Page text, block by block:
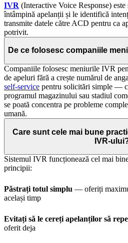
IVR (Interactive Voice Response)
întâmpină apelanții și le identifică
transmite datele către ACD pentru ca
potrivit.
De ce folosesc companiile
Companiile folosesc meniurile IVR
de apeluri fără a crește numărul de
self-service pentru solicitări simple —
programul magazinului sau stadiul
se poată concentra pe probleme
umană.
Care sunt cele mai bune
IVR-
Sistemul IVR funcționează cel mai
principii:
Păstrați totul simplu — oferiți
același timp
Evitați să le cereți apelanților să
oferit deja